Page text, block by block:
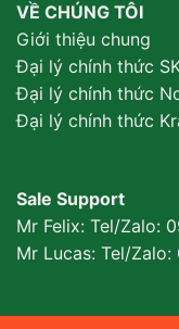
VỀ CHÚNG TÔI
Giới thiệu chung
Đại lý chính thức
Đại lý chính thức
Đại lý chính thức
Sale Support
Mr Felix: Tel/Zalo:
Mr Lucas: Tel/Zalo: